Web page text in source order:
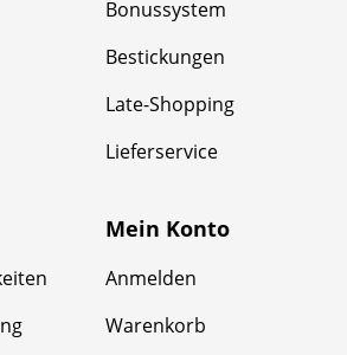
Bonussystem
Bestickungen
Late-Shopping
Lieferservice
Mein Konto
Anmelden
Warenkorb